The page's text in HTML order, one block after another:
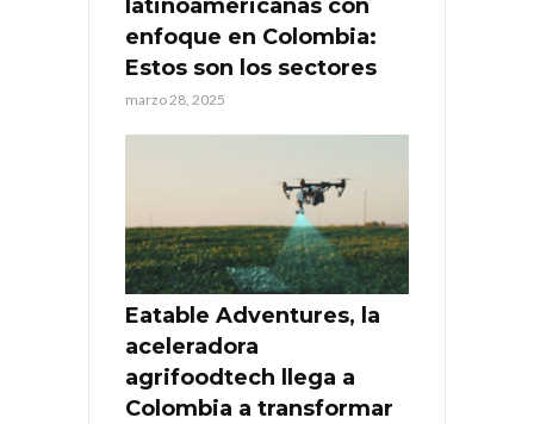
latinoamericanas con
enfoque en Colombia:
Estos son los sectores
marzo 28, 2025
Eatable Adventures, la
aceleradora
agrifoodtech llega a
Colombia a transformar